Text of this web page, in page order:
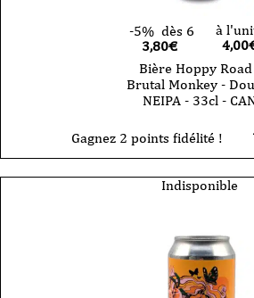
-5% dès 6
3,80€
à
4,00
Bière Hoppy
Brutal Monkey -
NEIPA - 33cl -
Gagnez 2 points fidélité !
Indisponible